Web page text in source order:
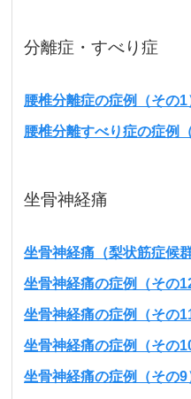
分離症・すべり症
腰椎分離症の症例（その1
腰椎分離すべり症の症例
坐骨神経痛
坐骨神経痛（梨状筋症候
坐骨神経痛の症例（その12
坐骨神経痛の症例（その11
坐骨神経痛の症例（その10
坐骨神経痛の症例（その9